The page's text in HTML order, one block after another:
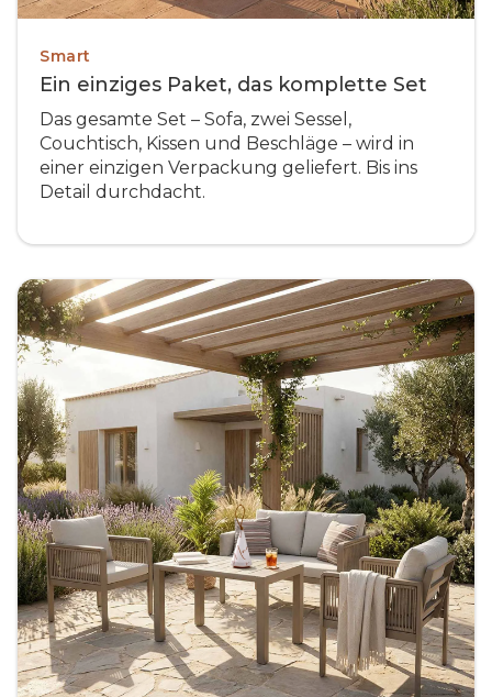
Smart
Ein einziges Paket, das komplette Set
Das gesamte Set – Sofa, zwei Sessel,
Couchtisch, Kissen und Beschläge – wird in
einer einzigen Verpackung geliefert. Bis ins
Detail durchdacht.